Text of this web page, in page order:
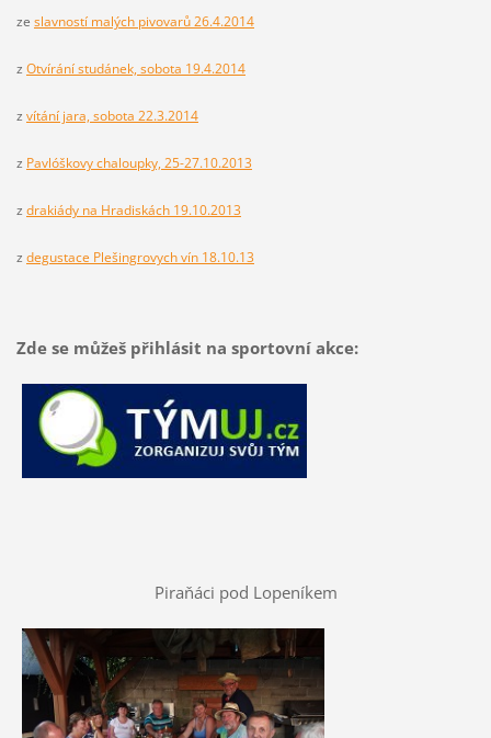
ze slavností malých pivovarů 26.4.2014
z Otvírání studánek, sobota 19.4.2014
z vítání jara, sobota 22.3.2014
z Pavlóškovy chaloupky, 25-27.10.2013
z drakiády na Hradiskách 19.10.2013
z degustace Plešingrovych vín 18.10.13
Zde se můžeš přihlásit na sportovní akce:
Piraňáci pod Lopeníkem